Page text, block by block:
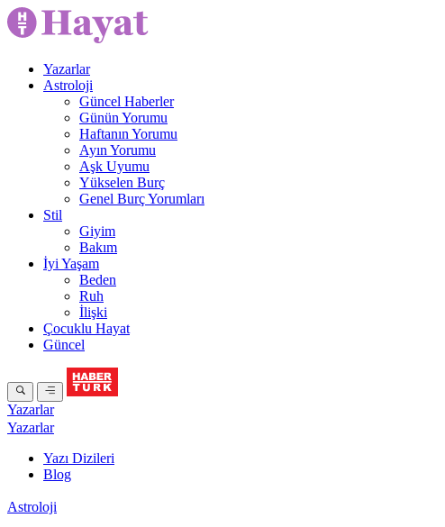
Yazarlar
Astroloji
Güncel Haberler
Günün Yorumu
Haftanın Yorumu
Ayın Yorumu
Aşk Uyumu
Yükselen Burç
Genel Burç Yorumları
Stil
Giyim
Bakım
İyi Yaşam
Beden
Ruh
İlişki
Çocuklu Hayat
Güncel
Yazarlar
Yazarlar
Yazı Dizileri
Blog
Astroloji